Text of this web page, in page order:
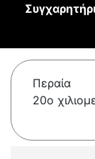
Περαία
20ο